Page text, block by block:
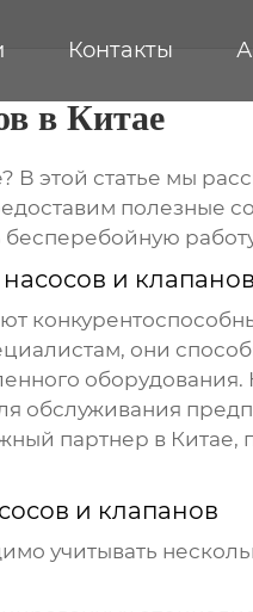
Контакты
в Китае
В этой статье мы
полезные
и клапанов
они
обслуживания
партнер в Китае,
и клапанов
учитывать